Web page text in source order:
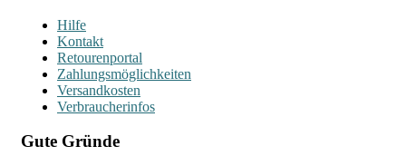
Hilfe
Kontakt
Retourenportal
Zahlungsmöglichkeiten
Versandkosten
Verbraucherinfos
Gute Gründe